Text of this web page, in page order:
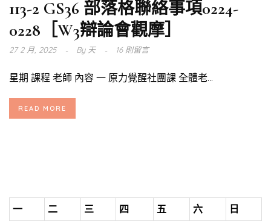
113-2 GS36 部落格聯絡事項0224-
0228［W3辯論會觀摩］
27 2 月, 2025 By天 16 則留言
星期 課程 老師 內容 一 原力覺醒社團課 全體老...
READ MORE
一 二 三 四 五 六
日